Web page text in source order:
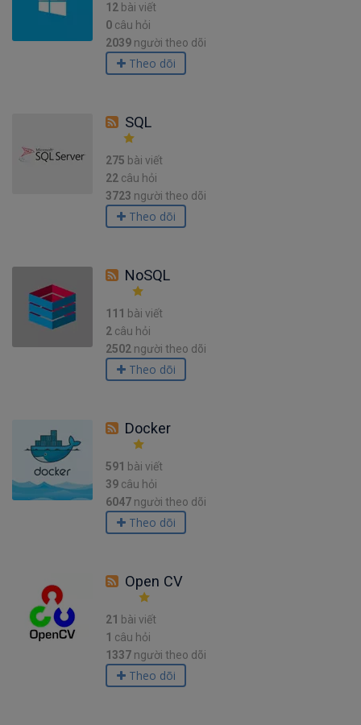
12 bài viết
0 câu hỏi
2039 người theo dõi
Theo dõi
SQL
275 bài viết
22 câu hỏi
3723 người theo dõi
Theo dõi
NoSQL
111 bài viết
2 câu hỏi
2502 người theo dõi
Theo dõi
Docker
591 bài viết
39 câu hỏi
6047 người theo dõi
Theo dõi
Open CV
21 bài viết
1 câu hỏi
1337 người theo dõi
Theo dõi